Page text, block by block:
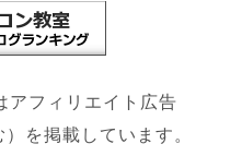
フィリエイト広告
を掲載しています。